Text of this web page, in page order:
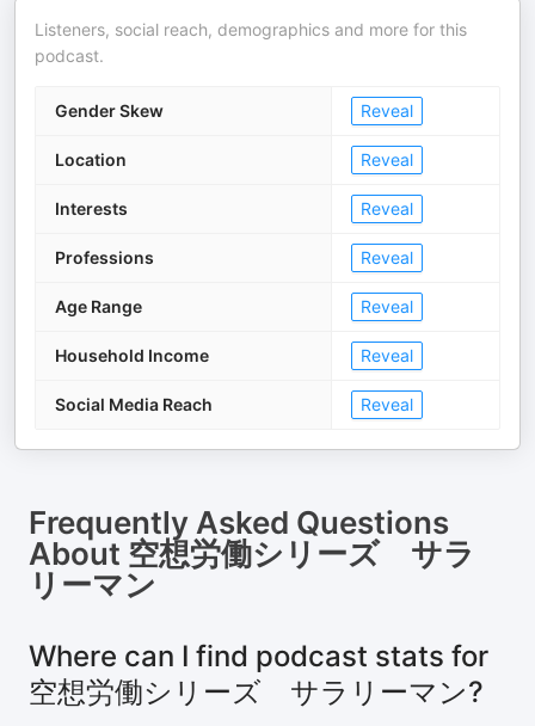
Listeners, social reach, demographics and more for this
podcast.
Gender Skew Reveal
Location Reveal
Interests Reveal
Professions Reveal
Age Range Reveal
Household Income Reveal
Social Media Reach Reveal
Frequently Asked Questions
About 空想労働シリーズ サラ
リーマン
Where can I find podcast stats for
空想労働シリーズ サラリーマン?